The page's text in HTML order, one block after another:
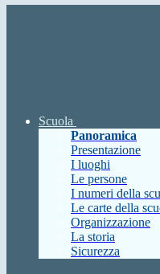
Scuola
Panoramica
Presentazione
I luoghi
Le persone
I numeri della
Le carte della
Organizzazione
La storia
Sicurezza